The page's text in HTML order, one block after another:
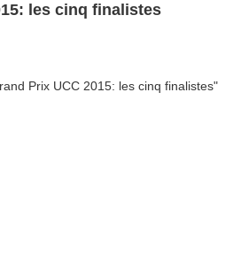
les cinq finalistes